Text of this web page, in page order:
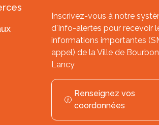
Inscrivez-vous à notre
d'Info-alertes pour recevoir
informations importantes
appel) de la Ville de Bourbon
Lancy
Renseignez vos
coordonnées